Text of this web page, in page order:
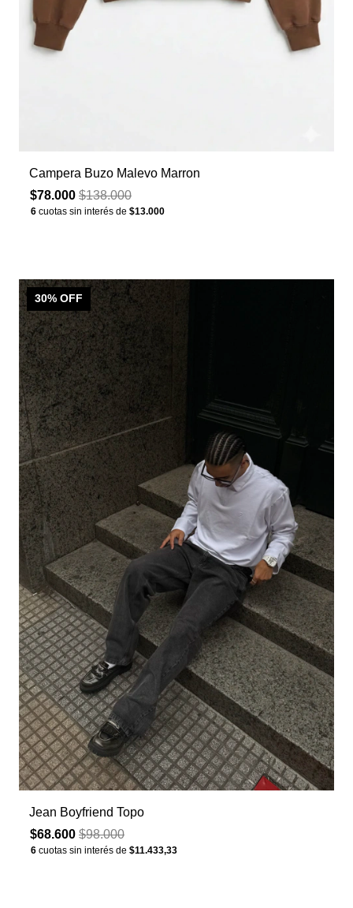
Campera Buzo Malevo Marron
$78.000 $138.000
6 cuotas sin interés de $13.000
30% OFF
Jean Boyfriend Topo
$68.600 $98.000
6 cuotas sin interés de $11.433,33